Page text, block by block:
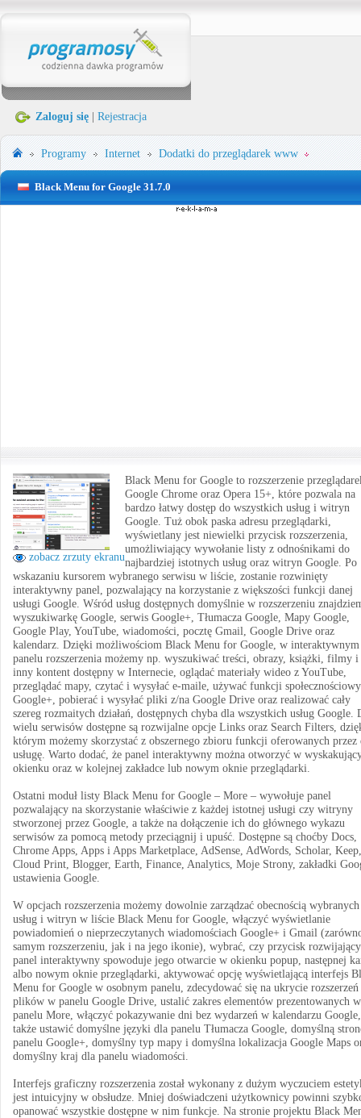
Zaloguj się Rejestracja
Programy Internet Dodatki do przeglądarek www
Black Menu for Google 31.7.0
zobacz zrzuty ekranu
Black Menu for Google to rozszerzenie
Google Chrome oraz Opera 15+, które pozwala na
bardzo łatwy dostęp do wszystkich usług i witryn
Google. Tuż obok paska adresu przeglądarki,
wyświetlany jest niewielki przycisk rozszerzenia,
umożliwiający wywołanie listy z odnośnikami do
najbardziej istotnych usług oraz witryn Google. Po
wskazaniu kursorem wybranego serwisu w liście, zostanie rozwinięty
interaktywny panel, pozwalający na korzystanie z większości funkcji danej
usługi Google. Wśród usług dostępnych domyślnie w rozszerzeniu
wyszukiwarkę Google, serwis Google+, Tłumacza Google, Mapy Google,
Google Play, YouTube, wiadomości, pocztę Gmail, Google Drive oraz
kalendarz. Dzięki możliwościom Black Menu for Google, w interaktywnym
panelu rozszerzenia możemy np. wyszukiwać treści, obrazy, książki, filmy i
inny kontent dostępny w Internecie, oglądać materiały wideo z YouTube,
przeglądać mapy, czytać i wysyłać e-maile, używać funkcji
Google+, pobierać i wysyłać pliki z/na Google Drive oraz realizować cały
szereg rozmaitych działań, dostępnych chyba dla wszystkich usług Google.
wielu serwisów dostępne są rozwijalne opcje Links oraz Search Filters,
którym możemy skorzystać z obszernego zbioru funkcji oferowanych przez
usługę. Warto dodać, że panel interaktywny można otworzyć w
okienku oraz w kolejnej zakładce lub nowym oknie przeglądarki.
Ostatni moduł listy Black Menu for Google – More – wywołuje panel
pozwalający na skorzystanie właściwie z każdej istotnej usługi czy witryny
stworzonej przez Google, a także na dołączenie ich do głównego wykazu
serwisów za pomocą metody przeciągnij i upuść. Dostępne są choćby Docs,
Chrome Apps, Apps i Apps Marketplace, AdSense, AdWords, Scholar, Keep,
Cloud Print, Blogger, Earth, Finance, Analytics, Moje Strony, zakładki
ustawienia Google.
W opcjach rozszerzenia możemy dowolnie zarządzać obecnością wybranych
usług i witryn w liście Black Menu for Google, włączyć wyświetlanie
powiadomień o nieprzeczytanych wiadomościach Google+ i Gmail
samym rozszerzeniu, jak i na jego ikonie), wybrać, czy przycisk rozwijający
panel interaktywny spowoduje jego otwarcie w okienku popup, następnej
albo nowym oknie przeglądarki, aktywować opcję wyświetlającą interfejs
Menu for Google w osobnym panelu, zdecydować się na ukrycie rozszerzeń
plików w panelu Google Drive, ustalić zakres elementów prezentowanych w
panelu More, włączyć pokazywanie dni bez wydarzeń w kalendarzu
także ustawić domyślne języki dla panelu Tłumacza Google, domyślną
panelu Google+, domyślny typ mapy i domyślna lokalizacja Google Maps
domyślny kraj dla panelu wiadomości.
Interfejs graficzny rozszerzenia został wykonany z dużym wyczuciem
jest intuicyjny w obsłudze. Mniej doświadczeni użytkownicy powinni
opanować wszystkie dostępne w nim funkcje. Na stronie projektu Black